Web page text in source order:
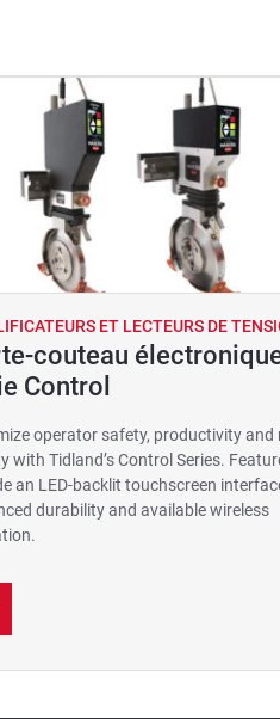
ET LECTEURS DE
couteau
Control
operator safety, productivity and
with Tidland’s Control Series.
an LED-backlit touchscreen
durability and available wireless